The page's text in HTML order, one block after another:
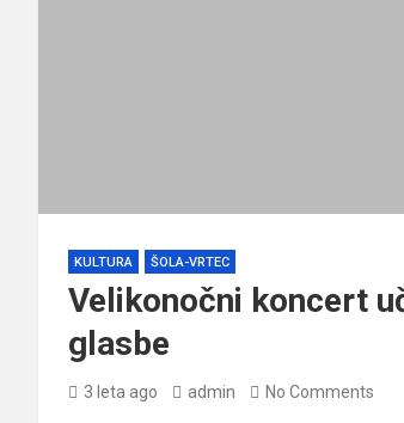
KULTURA ŠOLA-VRTEC
Velikonočni koncert
glasbe
3 leta ago admin No Comments